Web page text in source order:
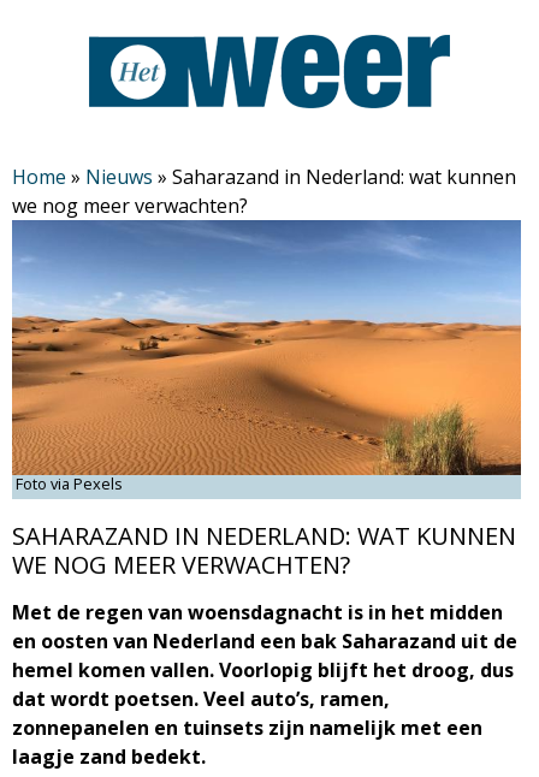
en
naar
algemene
inhoud
H
e
t
W
e
e
r
M
a
g
a
Home » Nieuws » Saharazand in Nederland: wat kunnen
we nog meer verwachten?
Foto via Pexels
SAHARAZAND IN NEDERLAND: WAT KUNNEN
WE NOG MEER VERWACHTEN?
Met de regen van woensdagnacht is in het midden
en oosten van Nederland een bak Saharazand uit de
hemel komen vallen. Voorlopig blijft het droog, dus
dat wordt poetsen. Veel auto’s, ramen,
zonnepanelen en tuinsets zijn namelijk met een
laagje zand bedekt.